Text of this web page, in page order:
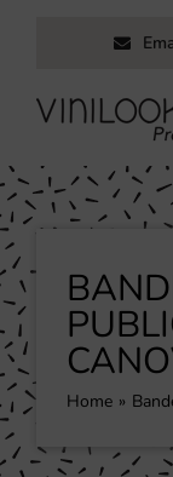
contenido
Inicio
Servicios
Productos
Trabajos
Nosotros
BlogHome